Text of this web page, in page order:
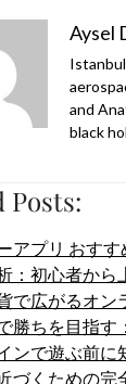
Aysel
and
black
Posts:
アプリ おす
：初心者から
で広がるオン
勝ちを目指
ンで遊ぶ前に
づくための完